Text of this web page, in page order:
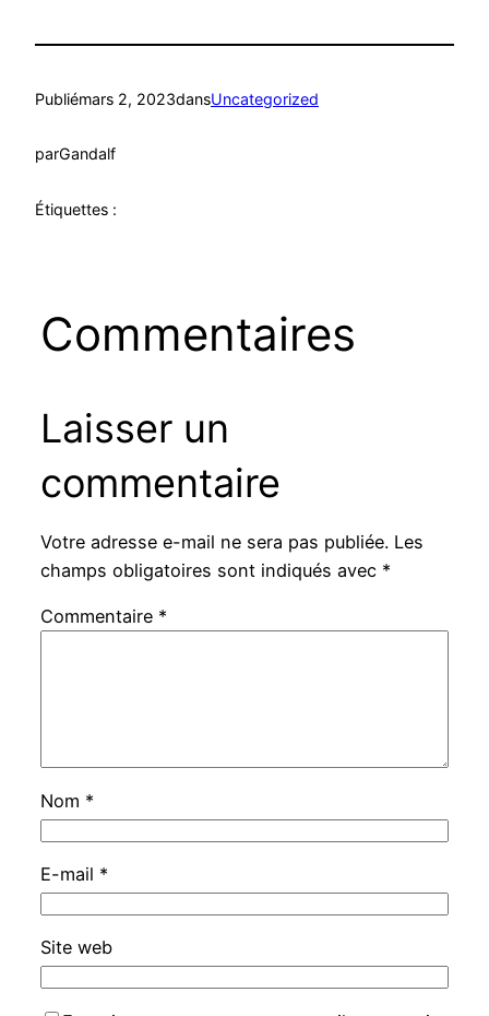
Publiémars 2, 2023dansUncategorized
parGandalf
Étiquettes :
Commentaires
Laisser un
commentaire
Votre adresse e-mail ne sera pas publiée. Les
champs obligatoires sont indiqués avec *
Commentaire *
Nom *
E-mail *
Site web